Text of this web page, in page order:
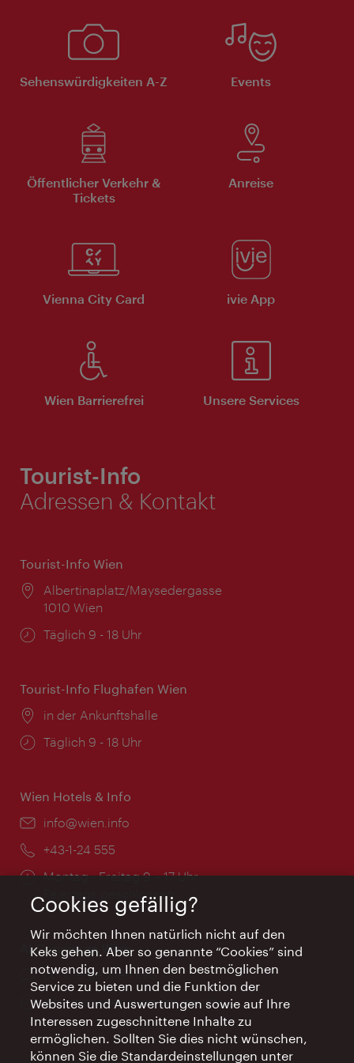
Sehenswürdigkeiten A-Z Events
Öffentlicher Verkehr &
Tickets
Anreise
Vienna City Card ivie App
Wien Barrierefrei Unsere Services
Tourist-Info
Adressen & Kontakt
Tourist-Info Wien
Ort:
Albertinaplatz/Maysedergasse
1010 Wien
Öffnungszeiten:
Täglich 9 - 18 Uhr
Tourist-Info Flughafen Wien
Ort:
in der Ankunftshalle
Öffnungszeiten:
Täglich 9 - 18 Uhr
Wien Hotels & Info
Email:
info@wien.info
Telefon:
+43-1-24 555
Öffnungszeiten:
Montag - Freitag 9 – 17 Uhr
Feiertags geschlossen
AI Concierge Wien
Ort:
concierge.wien.info
Öffnungszeiten:
Informationen rund um die Uhr
Cookies gefällig?
Wir möchten Ihnen natürlich nicht auf den
Keks gehen. Aber so genannte “Cookies” sind
notwendig, um Ihnen den bestmöglichen
Service zu bieten und die Funktion der
Websites und Auswertungen sowie auf Ihre
Interessen zugeschnittene Inhalte zu
ermöglichen. Sollten Sie dies nicht wünschen,
können Sie die Standardeinstellungen unter